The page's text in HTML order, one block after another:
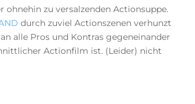
zu versalzenden Actionsuppe.
durch zuviel Actionszenen verhunzt
alle Pros und Kontras gegeneinander
Actionfilm ist. (Leider) nicht